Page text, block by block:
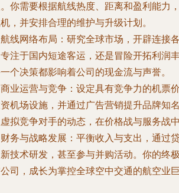
你需要根据航线热度、距离和盈利能力
，并安排合理的维护与升级计划。
航线网络布局 ：研究全球市场，开辟连接
注于国内短途客运，还是冒险开拓利润
个决策都影响着公司的现金流与声誉。
商业运营与竞争 ：设定具有竞争力的机票
机场设施，并通过广告营销提升品牌知
拟竞争对手的动态，在价格战与服务战中
财务与战略发展 ：平衡收入与支出，通过
技术研发，甚至参与并购活动。你的终
司，成长为掌控全球空中交通的航空业巨